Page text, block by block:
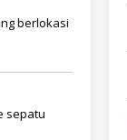
berlokasi
sepatu